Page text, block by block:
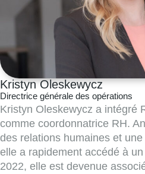
Kristyn Oleskewycz
Directrice générale des opérations
Kristyn Oleskewycz a intégré
comme coordonnatrice RH.
des relations humaines et
elle a rapidement accédé à
2022, elle est devenue